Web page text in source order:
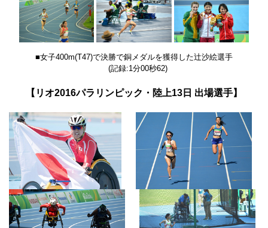
■女子400m(T47)で決勝で銅メダルを獲得した辻沙絵選手
(記録:1分00秒62)
【リオ2016パラリンピック・陸上13日 出場選手】